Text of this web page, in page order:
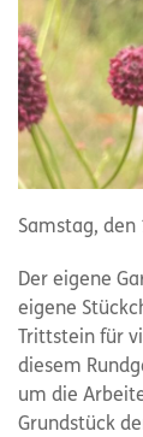
Samstag, den
Der eigene
eigene
Trittstein für
diesem
um die
Grundstück